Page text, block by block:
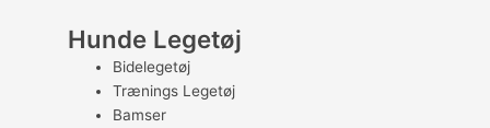
Hunde Legetøj
Bidelegetøj
Trænings Legetøj
Bamser